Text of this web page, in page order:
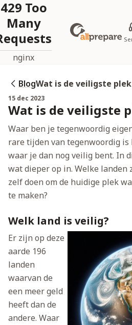
Ga naar de inhoud
429 Too
Many
nginx
BlogWat is de veiligste
15 dec 2023
Wat is de veiligste
Waar ben je tegenwoordig
rare tijden van tegenwoordig is
waar je dan nog veilig bent. In
wat dieper op in. Welke
zelf doen om de huidige plek
te maken?
Welk land is veilig?
Er zijn op deze
aarde 196
landen
waarvan de
een meer geld
heeft dan de
andere. Waar